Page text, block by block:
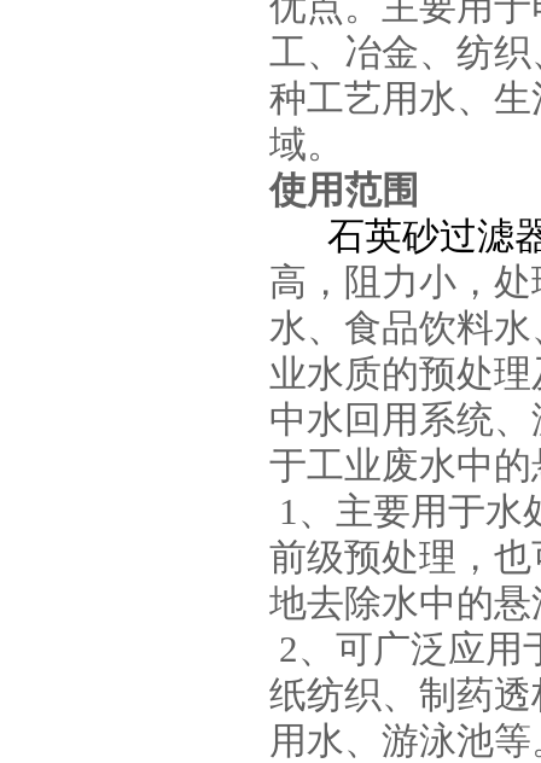
工、冶金、纺
种工艺用水、
域。
使用范围
石英砂过滤
高，阻力小，
水、食品饮料
业水质的预处
中水回用系统
于工业废水中
1、主要用于水
前级预处理，
地去除水中的
2、可广泛应用
纸纺织、制药
用水、游泳池